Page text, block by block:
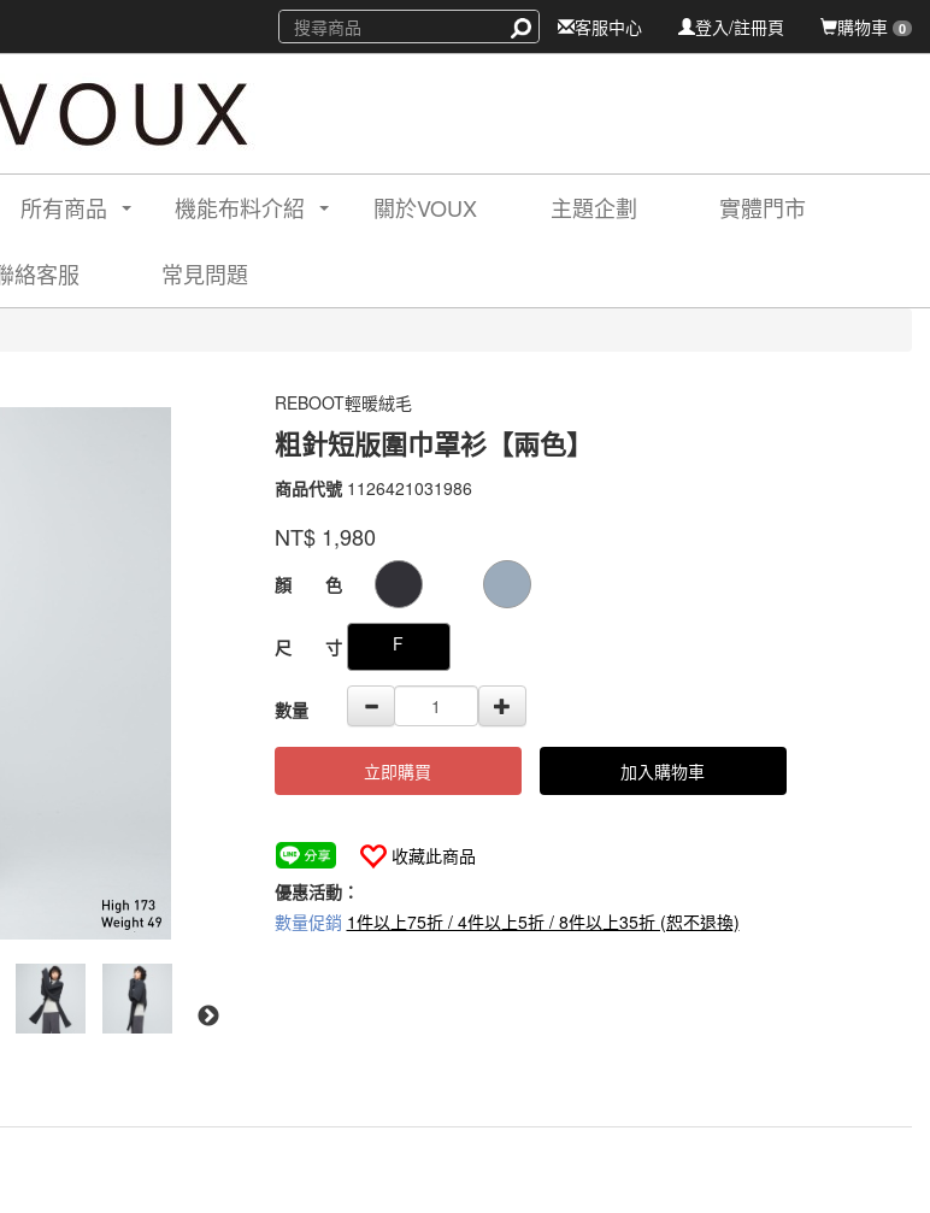
購物車 0
登入/註冊頁
客服中心
所有商品 機能布料介紹 關於VOUX 主題企劃 實體門市
絡客服 常見問題
REBOOT輕暖絨毛
粗針短版圍巾罩衫【兩色】
商品代號 1126421031986
1126421031986
品牌
VOUX
NT$ 1,980
GOODS000000000000000089268
顏 色
尺 寸 F
數量
立即購買 加入購物車
收藏此商品
優惠活動：
數量促銷 1件以上75折 / 4件以上5折 / 8件以上35折 (恕不退換)